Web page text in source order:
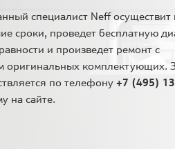
специалист Neff осуществит
сроки, проведет бесплатную
и произведет ремонт с
оригинальных комплектующих.
по телефону +7 (495)
на сайте.